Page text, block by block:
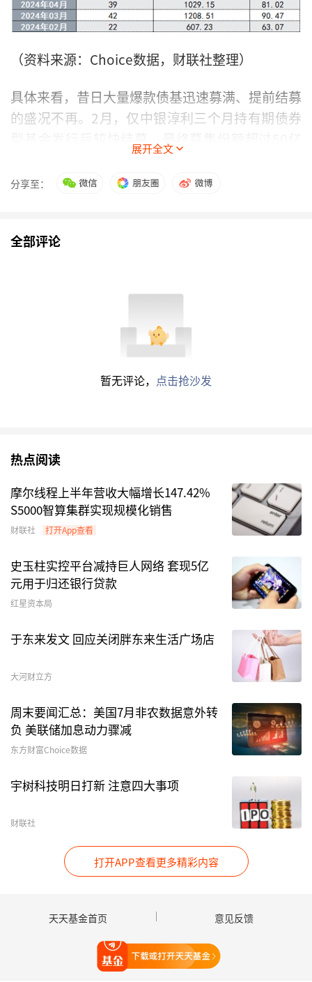
（资料来源：Choice数据，财联社整理）
具体来看，昔日大量爆款债基迅速募满、提前结募
的盛况不再。2月，仅中银淳利三个月持有期债券
份。建信丰融债券基金发行了41亿份，
30天持有期债券
、万家鑫明债券分别募集了35亿
债基的净值大多出现回撤。
2月，在4300多只纯债基中（份额分开计），仅约
600只净值增长为正。其中，兴银合丰债券E
2%。从兴银合丰债券
仓了国开债。
图：2月净值回撤较多的纯债基金
（资料来源：Choice数据，财联社整理）
（资料来源：公告，财联社整理）
展开全文
分享至：
全部评论
暂无评论， 点击抢沙发
热点阅读
摩尔线程上半年营收大幅增长147.42%
S5000智算集群实现规模化销售
财联社 打开App查看
史玉柱实控平台减持巨人网络 套现5亿
元用于归还银行贷款
红星资本局
于东来发文 回应关闭胖东来生活广场店
大河财立方
周末要闻汇总：美国7月非农数据意外转
负 美联储加息动力骤减
东方财富Choice数据
宇树科技明日打新 注意四大事项
财联社
打开APP查看更多精彩内容
天天基金首页 意见反馈
打开天天基金